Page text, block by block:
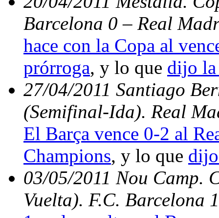
Barcelona 0 – Real
hace con la Copa al
prórroga, y lo que dijo la
27/04/2011 Santiago
(Semifinal-Ida). Real
El Barça vence 0-2 al
Champions, y lo que
03/05/2011 Nou Camp.
Vuelta). F.C. Barcelona